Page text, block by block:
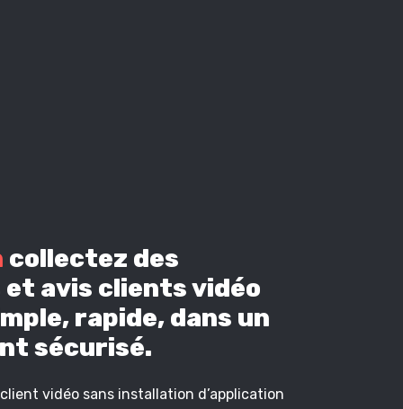
collectez des
et avis clients vidéo
rapide, dans un
sécurisé.
vidéo sans installation d’application